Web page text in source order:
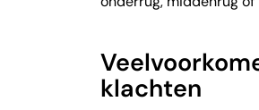
klachten